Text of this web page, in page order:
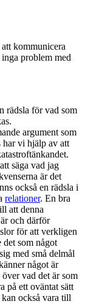
kommunicera
problem med
rädsla för vad som
argument som
har vi hjälp av att
säga vad jag
är det
också en rädsla i
relationer. En bra
att denna
och därför
för att verkligen
det som något
med små delmål
något är
vad det är som
på ett oväntat sätt
också vara till